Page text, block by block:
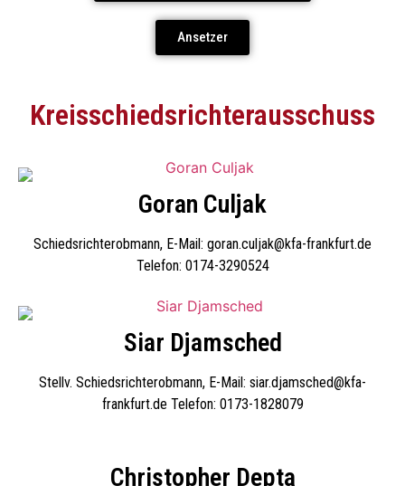
Ansetzer
Kreisschiedsrichterausschuss
Goran Culjak
Schiedsrichterobmann, E-Mail: goran.culjak@kfa-frankfurt.de
Telefon: 0174-3290524
Siar Djamsched
Stellv. Schiedsrichterobmann, E-Mail: siar.djamsched@kfa-
frankfurt.de Telefon: 0173-1828079
Christopher Depta